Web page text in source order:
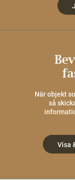
När objekt
så
Visa